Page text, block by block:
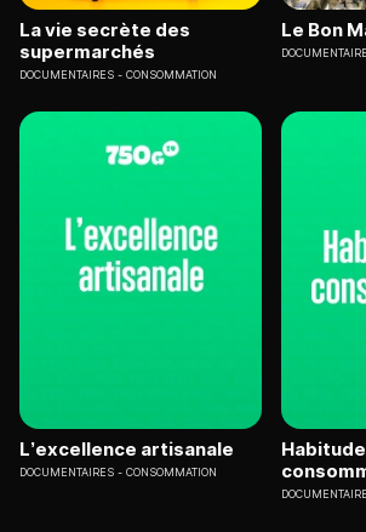
La vie secrète des
supermarchés
DOCUMENTAIRES CONSOMMATION
Le Bon
L’excellence artisanale
DOCUMENTAIRES CONSOMMATION